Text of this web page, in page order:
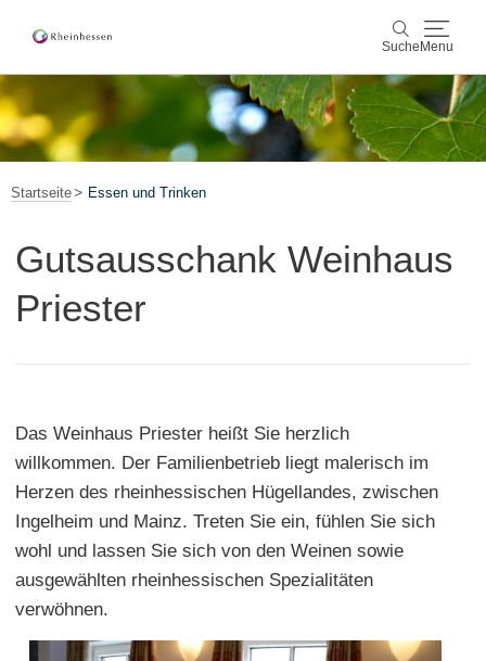
Suche Menu
Suche
Wein & Genuss
Startseite Essen und Trinken
Gutsausschank Weinhaus
Priester
Das Weinhaus Priester heißt Sie herzlich
willkommen. Der Familienbetrieb liegt malerisch im
Herzen des rheinhessischen Hügellandes, zwischen
Ingelheim und Mainz. Treten Sie ein, fühlen Sie sich
wohl und lassen Sie sich von den Weinen sowie
ausgewählten rheinhessischen Spezialitäten
verwöhnen.